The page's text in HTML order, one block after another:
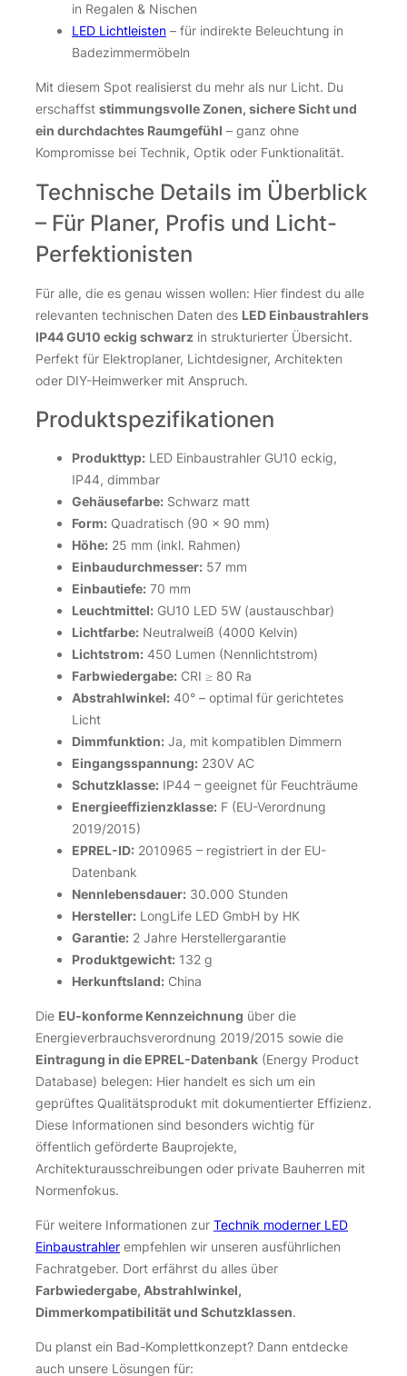
in Regalen & Nischen
LED Lichtleisten – für indirekte Beleuchtung in
Badezimmermöbeln
Mit diesem Spot realisierst du mehr als nur Licht. Du
erschaffst stimmungsvolle Zonen, sichere Sicht und
ein durchdachtes Raumgefühl – ganz ohne
Kompromisse bei Technik, Optik oder Funktionalität.
Technische Details im Überblick
– Für Planer, Profis und Licht-
Perfektionisten
Für alle, die es genau wissen wollen: Hier findest du alle
relevanten technischen Daten des LED Einbaustrahlers
IP44 GU10 eckig schwarz in strukturierter Übersicht.
Perfekt für Elektroplaner, Lichtdesigner, Architekten
oder DIY-Heimwerker mit Anspruch.
Produktspezifikationen
Produkttyp: LED Einbaustrahler GU10 eckig,
IP44, dimmbar
Gehäusefarbe: Schwarz matt
Form: Quadratisch (90 x 90 mm)
Höhe: 25 mm (inkl. Rahmen)
Einbaudurchmesser: 57 mm
Einbautiefe: 70 mm
Leuchtmittel: GU10 LED 5W (austauschbar)
Lichtfarbe: Neutralweiß (4000 Kelvin)
Lichtstrom: 450 Lumen (Nennlichtstrom)
Farbwiedergabe: CRI ≥ 80 Ra
Abstrahlwinkel: 40° – optimal für gerichtetes
Licht
Dimmfunktion: Ja, mit kompatiblen Dimmern
Eingangsspannung: 230V AC
Schutzklasse: IP44 – geeignet für Feuchträume
Energieeffizienzklasse: F (EU-Verordnung
2019/2015)
EPREL-ID: 2010965 – registriert in der EU-
Datenbank
Nennlebensdauer: 30.000 Stunden
Hersteller: LongLife LED GmbH by HK
Garantie: 2 Jahre Herstellergarantie
Produktgewicht: 132 g
Herkunftsland: China
Die EU-konforme Kennzeichnung über die
Energieverbrauchsverordnung 2019/2015 sowie die
Eintragung in die EPREL-Datenbank (Energy Product
Database) belegen: Hier handelt es sich um ein
geprüftes Qualitätsprodukt mit dokumentierter Effizienz.
Diese Informationen sind besonders wichtig für
öffentlich geförderte Bauprojekte,
Architekturausschreibungen oder private Bauherren mit
Normenfokus.
Für weitere Informationen zur Technik moderner LED
Einbaustrahler empfehlen wir unseren ausführlichen
Fachratgeber. Dort erfährst du alles über
Farbwiedergabe, Abstrahlwinkel,
Dimmerkompatibilität und Schutzklassen.
Du planst ein Bad-Komplettkonzept? Dann entdecke
auch unsere Lösungen für: